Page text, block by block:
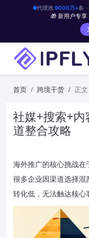
代理池 9000万+条
🎁 新用户专享
首页 跨境干货 正文
社媒+搜索+
道整合攻略
海外推广的核心挑战在
很多企业因渠道选择混
转化低，无法触达核心